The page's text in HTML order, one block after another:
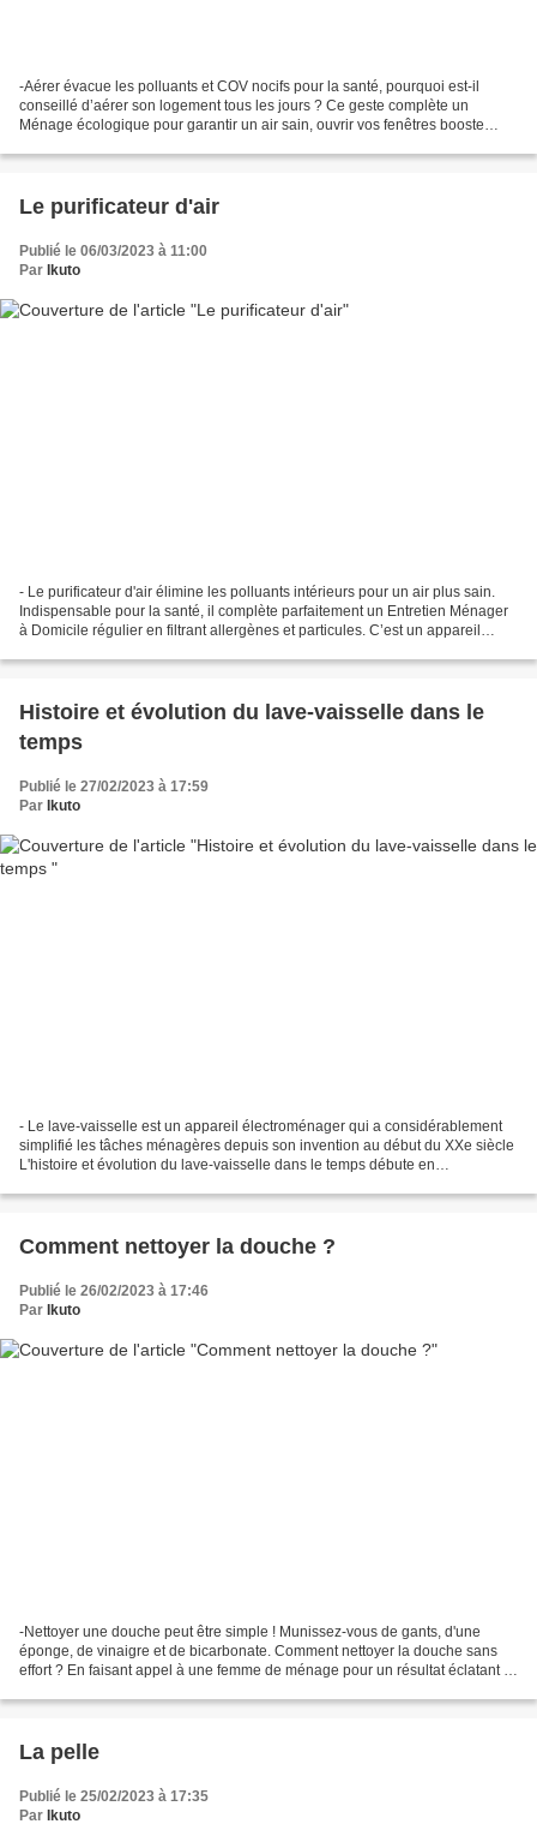
-Aérer évacue les polluants et COV nocifs pour la santé, pourquoi est-il
conseillé d’aérer son logement tous les jours ? Ce geste complète un
Ménage écologique pour garantir un air sain, ouvrir vos fenêtres booste
Le purificateur d'air
Publié le 06/03/2023 à 11:00
Par Ikuto
- Le purificateur d'air élimine les polluants intérieurs pour un air plus sain.
Indispensable pour la santé, il complète parfaitement un Entretien Ménager
à Domicile régulier en filtrant allergènes et particules. C’est un appareil
Histoire et évolution du lave-vaisselle dans le
temps
Publié le 27/02/2023 à 17:59
Par Ikuto
- Le lave-vaisselle est un appareil électroménager qui a considérablement
simplifié les tâches ménagères depuis son invention au début du XXe siècle
L'histoire et évolution du lave-vaisselle dans le temps débute en
Comment nettoyer la douche ?
Publié le 26/02/2023 à 17:46
Par Ikuto
-Nettoyer une douche peut être simple ! Munissez-vous de gants, d'une
éponge, de vinaigre et de bicarbonate. Comment nettoyer la douche sans
effort ? En faisant appel à une femme de ménage pour un résultat éclatant et
La pelle
Publié le 25/02/2023 à 17:35
Par Ikuto